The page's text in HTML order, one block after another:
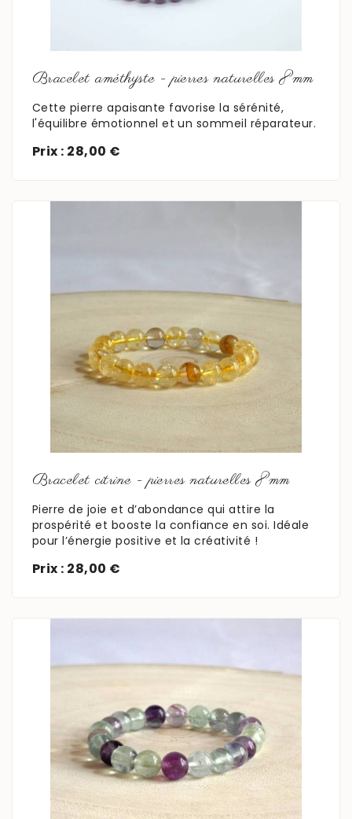
Bracelet améthyste - pierres naturelles 8mm
Cette pierre apaisante favorise la sérénité,
l'équilibre émotionnel et un sommeil réparateur.
Prix : 28,00 €
En savoir plus
Bracelet citrine - pierres naturelles 8mm
Pierre de joie et d’abondance qui attire la
prospérité et booste la confiance en soi. Idéale
pour l’énergie positive et la créativité !
Prix : 28,00 €
En savoir plus